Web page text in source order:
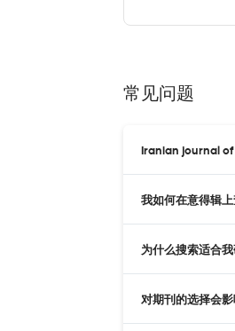
常见问题
Iranian journal
我如何在意得辑
为什么搜索适合
对期刊的选择会